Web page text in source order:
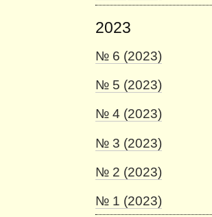
2023
№ 6 (2023)
№ 5 (2023)
№ 4 (2023)
№ 3 (2023)
№ 2 (2023)
№ 1 (2023)